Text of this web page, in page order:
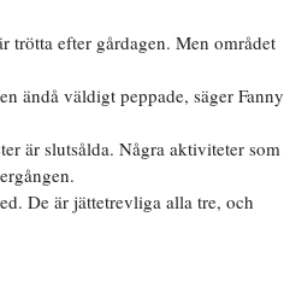
trötta efter gårdagen. Men området
ändå väldigt peppade, säger Fanny
är slutsålda. Några aktiviteter som
De är jättetrevliga alla tre, och